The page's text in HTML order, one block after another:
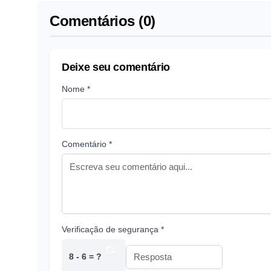
Comentários (0)
Deixe seu comentário
Nome *
Comentário *
Verificação de segurança *
8 - 6 = ?